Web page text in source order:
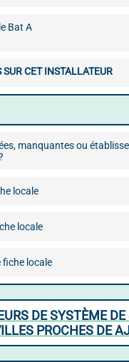
Bat A
SUR CET INSTALLATEUR
manquantes ou
locale
locale
fiche locale
DE SYSTÈME DE
PROCHES DE